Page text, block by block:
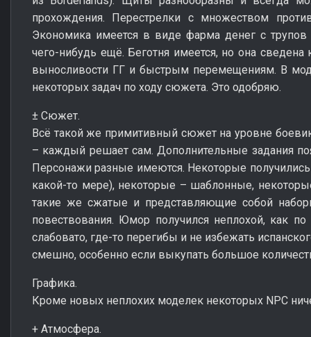
прохождения. Перестрелки с множеством
Экономика имеется в виде фарма денег с
чего-нибудь ещё. Беготня имеется, но она
выносливости ГГ и быстрым перемещениям. В
некоторых задач по ходу сюжета. Это одобряю.
± Сюжет.
Всё такой же примитивный сюжет на уровне
– каждый решает сам. Дополнительные задания
Персонажи разные имеются. Некоторые
какой-то мере), некоторые – шаблонные,
такие же сжатые и представляющие собой
повествования. Юмор получился неплохой, как
слабовато, где-то перегибы и не избежать
смешно, особенно если выкупать большое
Графика.
Кроме новых неплохих моделек некоторых NPC
+ Атмосфера.